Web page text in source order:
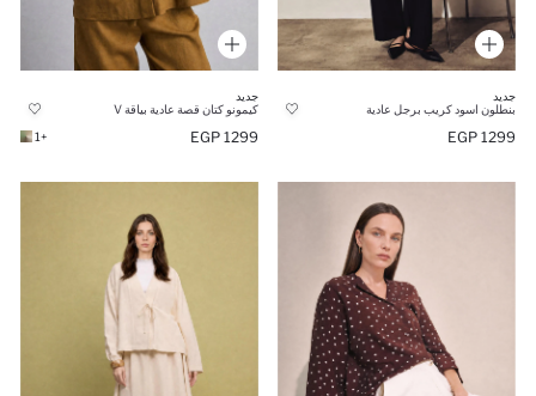
جديد
بنطلون اسود كريب برجل عادية
1299 EGP
جديد
كيمونو كتان قصة عادية بياقة V
1299 EGP
+1